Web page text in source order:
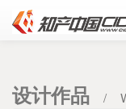
设计作品 /